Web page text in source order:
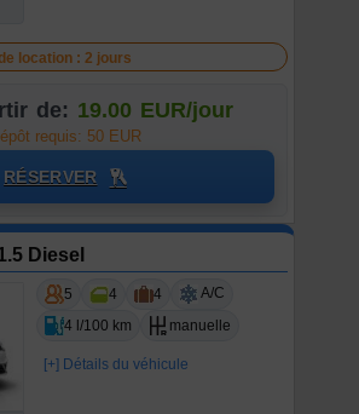
location : 2 jours
de: 19.00 EUR/jour
requis: 50 EUR
RÉSERVER
Diesel
5 4 4
A/C
4 l/100 km
manuelle
[+] Détails du véhicule